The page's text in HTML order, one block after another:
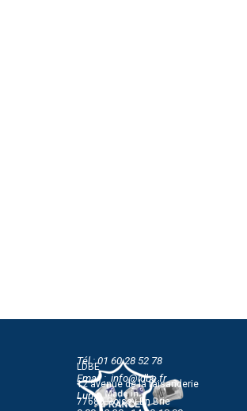
Tél : 01 60 28 52 78
Email : info@ldbe.fr
Lun-Jeu
LDBE
12 avenue de la faisanderie
77680 Roissy En Brie